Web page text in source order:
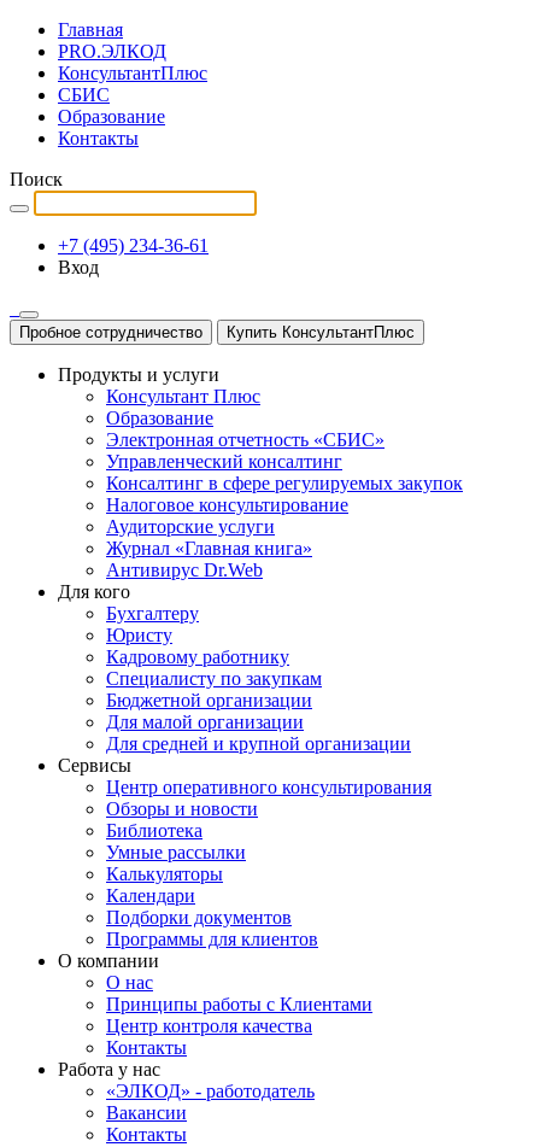
Главная
PRO.ЭЛКОД
КонсультантПлюс
СБИС
Образование
Контакты
Поиск
+7 (495) 234-36-61
Вход
Пробное сотрудничество Купить КонсультантПлюс
Продукты и услуги
Консультант Плюс
Образование
Электронная отчетность «СБИС»
Управленческий консалтинг
Консалтинг в сфере регулируемых закупок
Налоговое консультирование
Аудиторские услуги
Журнал «Главная книга»
Антивирус Dr.Web
Для кого
Бухгалтеру
Юристу
Кадровому работнику
Специалисту по закупкам
Бюджетной организации
Для малой организации
Для средней и крупной организации
Сервисы
Центр оперативного консультирования
Обзоры и новости
Библиотека
Умные рассылки
Калькуляторы
Календари
Подборки документов
Программы для клиентов
О компании
О нас
Принципы работы с Клиентами
Центр контроля качества
Контакты
Работа у нас
«ЭЛКОД» - работодатель
Вакансии
Контакты